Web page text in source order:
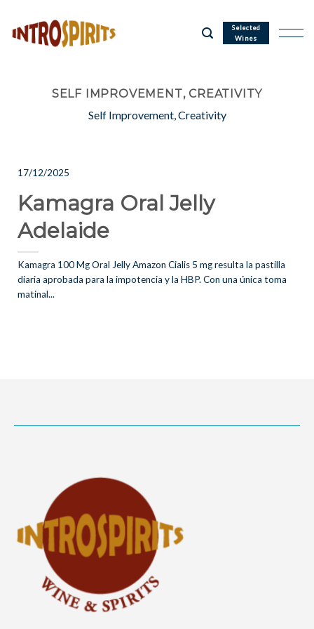
content
Selected
Wines
SELF IMPROVEMENT, CREATIVITY
Self Improvement, Creativity
17/12/2025
Kamagra Oral Jelly
Adelaide
Kamagra 100 Mg Oral Jelly Amazon Cialis 5 mg resulta la pastilla
diaria aprobada para la impotencia y la HBP. Con una única toma
matinal...